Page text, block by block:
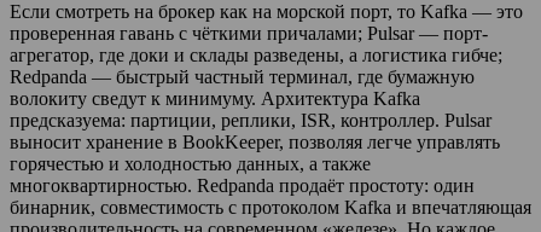
Если смотреть на брокер как на морской порт, то Kafka — это
проверенная гавань с чёткими причалами; Pulsar — порт-
агрегатор, где доки и склады разведены, а логистика гибче;
Redpanda — быстрый частный терминал, где бумажную
волокиту сведут к минимуму. Архитектура Kafka
предсказуема: партиции, реплики, ISR, контроллер. Pulsar
выносит хранение в BookKeeper, позволяя легче управлять
горячестью и холодностью данных, а также
многоквартирностью. Redpanda продаёт простоту: один
бинарник, совместимость с протоколом Kafka и впечатляющая